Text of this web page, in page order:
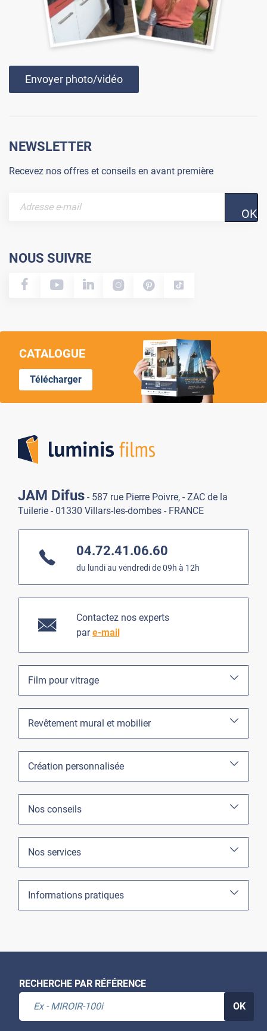
Envoyer photo/vidéo
NEWSLETTER
Recevez nos offres et conseils en avant première
OK
NOUS SUIVRE
CATALOGUE
Télécharger
JAM Difus - 587 rue Pierre Poivre, - ZAC de la
Tuilerie - 01330 Villars-les-dombes - FRANCE
04.72.41.06.60
du lundi au vendredi de 09h à 12h
Contactez nos experts
pare-mail
Film pour vitrage
Revêtement mural et mobilier
Création personnalisée
Nos conseils
Nos services
Informations pratiques
RECHERCHE PAR RÉFÉRENCE
OK